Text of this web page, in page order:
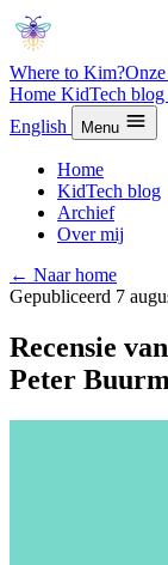
Where to Kim?
Home KidTech blog
English
Menu
Home
KidTech blog
Archief
Over mij
← Naar home
Gepubliceerd 7
Recensie
Peter